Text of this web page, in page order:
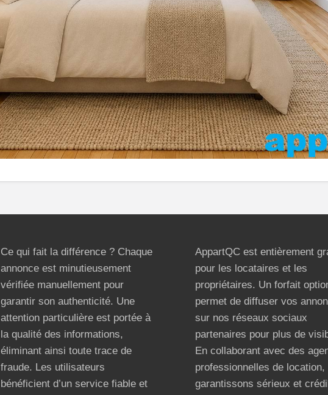
Ce qui fait la différence ? Chaque
annonce est minutieusement
vérifiée manuellement pour
garantir son authenticité. Une
attention particulière est portée à
la qualité des informations,
éliminant ainsi toute trace de
fraude. Les utilisateurs
bénéficient d’un service fiable et
AppartQC est entièrement
pour les locataires et les
propriétaires. Un forfait
permet de diffuser vos
sur nos réseaux sociaux
partenaires pour plus de
En collaborant avec des
professionnelles de location,
garantissons sérieux et